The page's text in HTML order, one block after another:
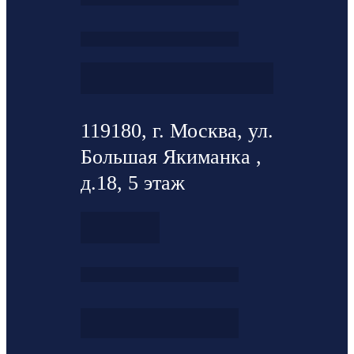
119180, г. Москва, ул.
Большая Якиманка ,
д.18, 5 этаж